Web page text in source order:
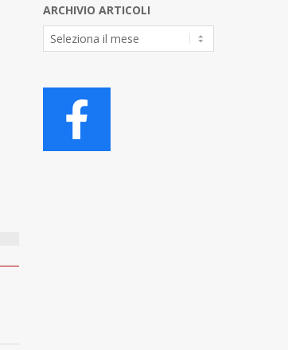
ARCHIVIO ARTICOLI
Archivio
Articoli